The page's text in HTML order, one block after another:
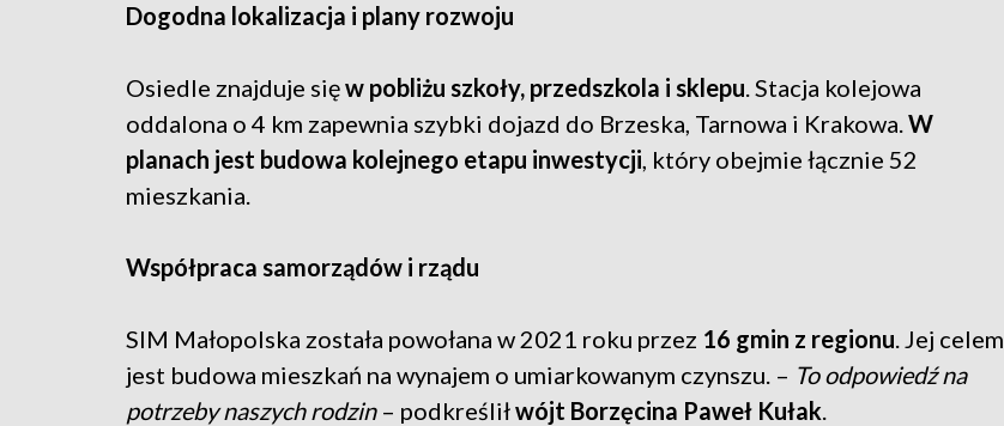
Dogodna lokalizacja i plany rozwoju
Osiedle znajduje sięw pobliżu szkoły, przedszkola i sklepu. Stacja kolejowa
oddalona o 4 km zapewnia szybki dojazd do Brzeska, Tarnowa i Krakowa.W
planach jest budowa kolejnego etapu inwestycji, który obejmie łącznie 52
mieszkania.
Współpraca samorządów i rządu
SIM Małopolska została powołana w 2021 roku przez 16 gmin z regionu. Jej celem
jest budowa mieszkań na wynajem o umiarkowanym czynszu. – To odpowiedź na
potrzeby naszych rodzin– podkreśliłwójt Borzęcina Paweł Kułak.